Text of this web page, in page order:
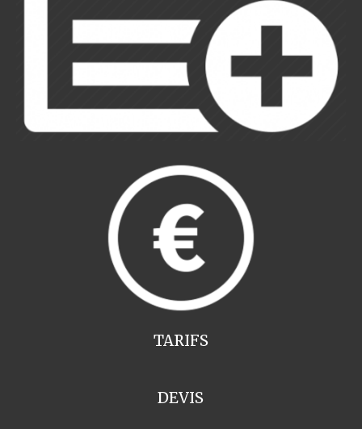
TARIFS
DEVIS